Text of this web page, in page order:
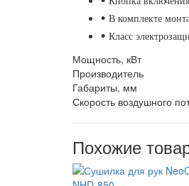
• В комплекте
• Класс
Мощность, кВт
Производитель
Габариты, мм
Скорость воздушного
Похожие